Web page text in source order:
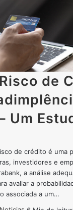
de
Um
de crédito é uma
investidores e
a análise
avaliar a
associada a um…